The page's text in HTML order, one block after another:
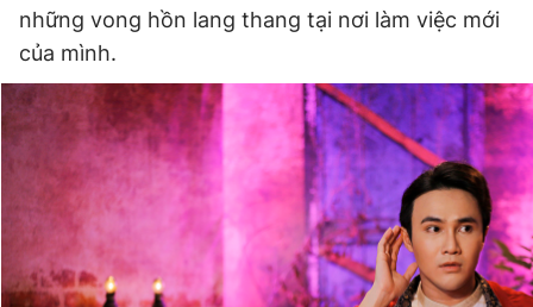
những vong hồn lang thang tại nơi làm việc mới
của mình.